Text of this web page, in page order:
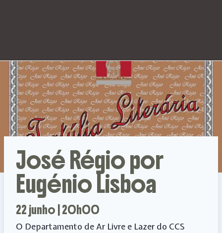
José Régio por
Eugénio Lisboa
22 junho | 20h00
O Departamento de Ar Livre e Lazer do CCS